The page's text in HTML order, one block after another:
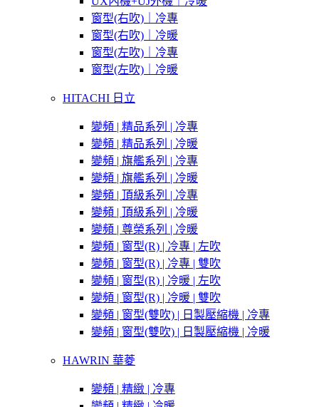
窗型(右吹)｜冷專
窗型(右吹)｜冷暖
窗型(左吹)｜冷專
窗型(左吹)｜冷暖
HITACHI 日立
變頻 | 精品系列 | 冷專
變頻 | 精品系列 | 冷暖
變頻 | 旗艦系列 | 冷專
變頻 | 旗艦系列 | 冷暖
變頻 | 頂級系列 | 冷專
變頻 | 頂級系列 | 冷暖
變頻 | 尊榮系列 | 冷暖
變頻 | 窗型(R) | 冷專 | 左吹
變頻 | 窗型(R) | 冷專 | 雙吹
變頻 | 窗型(R) | 冷暖 | 左吹
變頻 | 窗型(R) | 冷暖 | 雙吹
變頻 | 窗型(雙吹) | 日製壓縮機 | 冷專
變頻 | 窗型(雙吹) | 日製壓縮機 | 冷暖
HAWRIN 華菱
變頻 | 精緻 | 冷專